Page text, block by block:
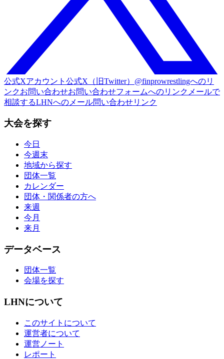
公式Xアカウント 公式X（旧Twitter）@finprowrestlingへのリ
ンクお問い合わせお問い合わせフォームへのリンク メールで
相談するLHNへのメール問い合わせリンク
大会を探す
今日
今週末
地域から探す
団体一覧
カレンダー
団体・関係者の方へ
来週
今月
来月
データベース
団体一覧
会場を探す
LHNについて
このサイトについて
運営者について
運営ノート
レポート